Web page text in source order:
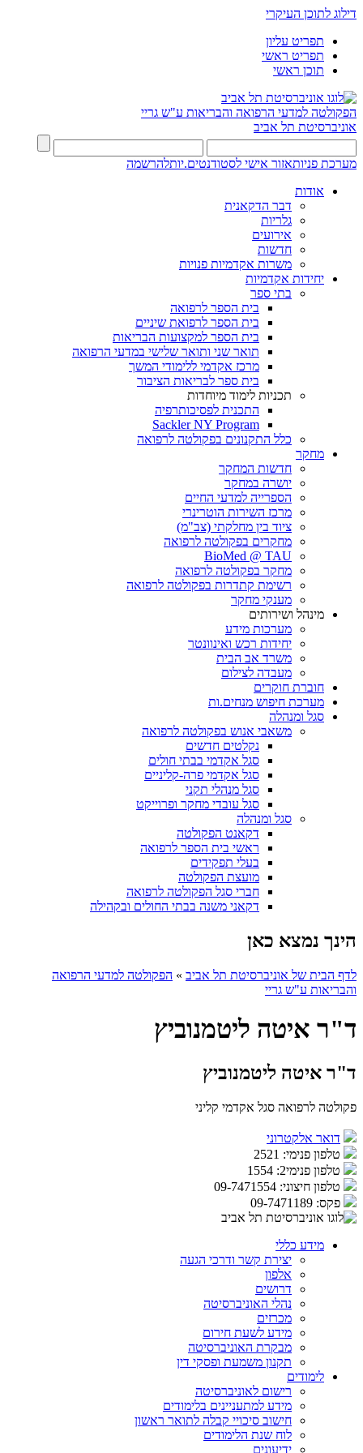
דילוג לתוכן העיקרי
תפריט עליון
תפריט ראשי
תוכן ראשי
הפקולטה למדעי הרפואה והבריאות ע"ש גריי
אוניברסיטת תל אביב
מערכת פניותאזור אישי לסטודנטים.יותלהרשמה
אודות
דבר הדקאנית
גלריות
אירועים
חדשות
משרות אקדמיות פנויות
יחידות אקדמיות
בתי ספר
בית הספר לרפואה
בית הספר לרפואת שיניים
בית הספר למקצועות הבריאות
תואר שני ותואר שלישי במדעי הרפואה
מרכז אקדמי ללימודי המשך
בית ספר לבריאות הציבור
תכניות לימוד מיוחדות
התכנית לפסיכותרפיה
Sackler NY Program
כלל התקנונים בפקולטה לרפואה
מחקר
חדשות המחקר
יושרה במחקר
הספרייה למדעי החיים
מרכז השירות הוטרינרי
ציוד בין מחלקתי (צב"מ)
מחקרים בפקולטה לרפואה
BioMed @ TAU
מחקר בפקולטה לרפואה
רשימת קתדרות בפקולטה לרפואה
מענקי מחקר
מינהל ושירותים
מערכות מידע
יחידות רכש ואינוונטר
משרד אב הבית
מעבדה לצילום
חוברת חוקרים
מערכת חיפוש מנחים.ות
סגל ומנהלה
משאבי אנוש בפקולטה לרפואה
נקלטים חדשים
סגל אקדמי בבתי חולים
סגל אקדמי פרה-קליניים
סגל מנהלי תקני
סגל עובדי מחקר ופרוייקט
סגל ומנהלה
דקאנט הפקולטה
ראשי בית הספר לרפואה
בעלי תפקידים
מועצת הפקולטה
חברי סגל הפקולטה לרפואה
דקאני משנה בבתי החולים ובקהילה
הינך נמצא כאן
לדף הבית של אוניברסיטת תל אביב » הפקולטה למדעי הרפואה
והבריאות ע"ש גריי
ד"ר איטה ליטמנוביץ
ד"ר איטה ליטמנוביץ
פקולטה לרפואה סגל אקדמי קליני
דואר אלקטרוני
טלפון פנימי: 2521
טלפון פנימי2:
1554
טלפון חיצוני: 09-7471554
פקס: 09-7471189
מידע כללי
יצירת קשר ודרכי הגעה
אלפון
דרושים
נהלי האוניברסיטה
מכרזים
מידע לשעת חירום
מבקרת האוניברסיטה
תקנון משמעת ופסקי דין
לימודים
רישום לאוניברסיטה
מידע למתעניינים בלימודים
חישוב סיכויי קבלה לתואר ראשון
לוח שנת הלימודים
ידיעונים